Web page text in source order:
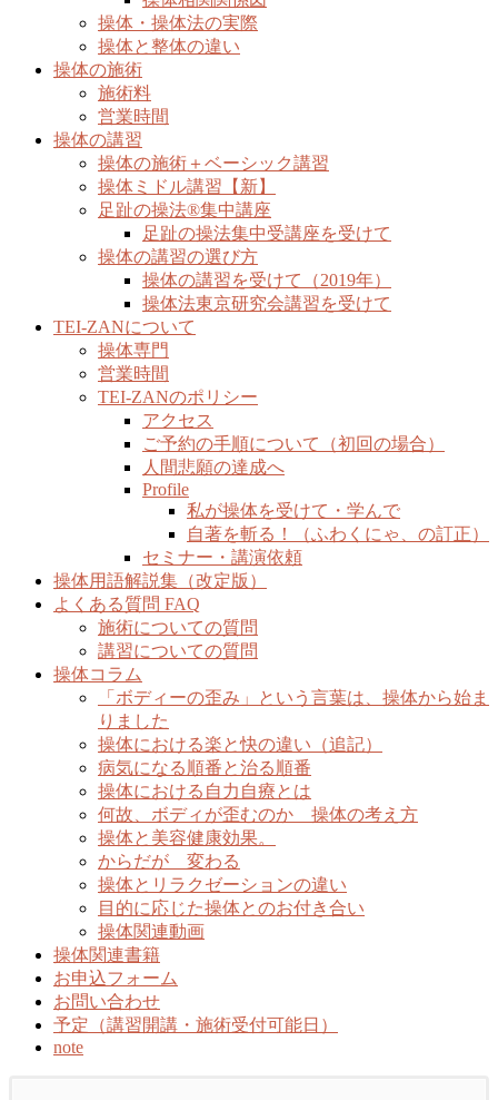
操体・操体法の実際
操体と整体の違い
操体の施術
施術料
営業時間
操体の講習
操体の施術＋ベーシック講習
操体ミドル講習【新】
足趾の操法®集中講座
足趾の操法集中受講座を受けて
操体の講習の選び方
操体の講習を受けて（2019年）
操体法東京研究会講習を受けて
TEI-ZANについて
操体専門
営業時間
TEI-ZANのポリシー
アクセス
ご予約の手順について（初回の場合）
人間悲願の達成へ
Profile
私が操体を受けて・学んで
自著を斬る！（ふわくにゃ、の訂正）
セミナー・講演依頼
操体用語解説集（改定版）
よくある質問 FAQ
施術についての質問
講習についての質問
操体コラム
「ボディーの歪み」という言葉は、操体から始ま
りました
操体における楽と快の違い（追記）
病気になる順番と治る順番
操体における自力自療とは
何故、ボディが歪むのか 操体の考え方
操体と美容健康効果。
からだが 変わる
操体とリラクゼーションの違い
目的に応じた操体とのお付き合い
操体関連動画
操体関連書籍
お申込フォーム
お問い合わせ
予定（講習開講・施術受付可能日）
note